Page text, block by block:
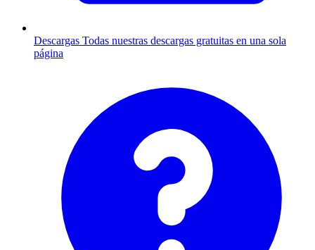
Descargas Todas nuestras descargas gratuitas en una sola
página